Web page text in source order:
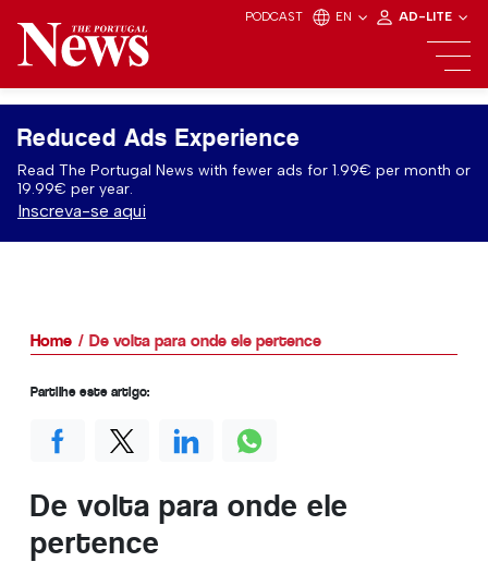
PODCAST EN AD-LITE
Reduced Ads Experience
Read The Portugal News with fewer ads for 1.99€ per month or
19.99€ per year.
Inscreva-se aqui
Home De volta para onde ele pertence
De volta para onde ele
pertence
Partilhe este artigo: